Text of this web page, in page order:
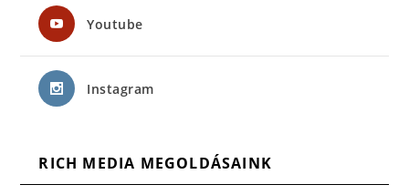
Youtube
Instagram
RICH MEDIA MEGOLDÁSAINK